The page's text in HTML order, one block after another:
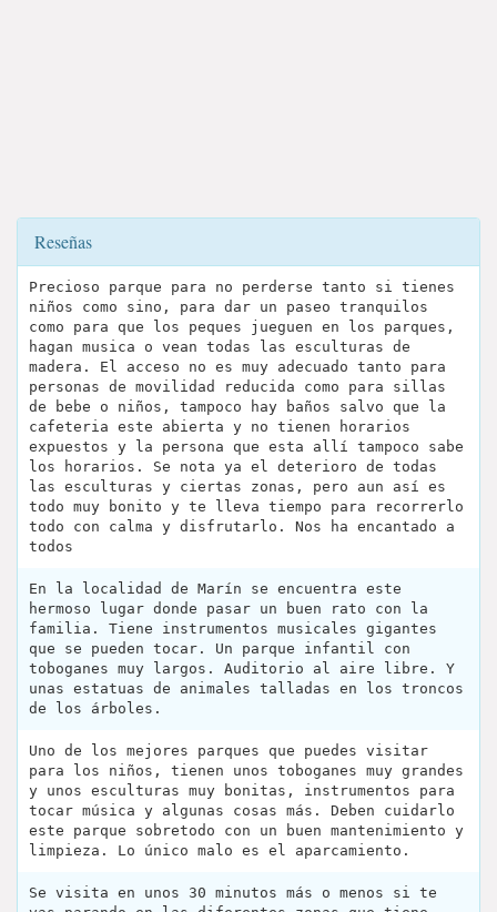
Reseñas
Precioso parque para no perderse tanto si tienes
niños como sino, para dar un paseo tranquilos
como para que los peques jueguen en los parques,
hagan musica o vean todas las esculturas de
madera. El acceso no es muy adecuado tanto para
personas de movilidad reducida como para sillas
de bebe o niños, tampoco hay baños salvo que la
cafeteria este abierta y no tienen horarios
expuestos y la persona que esta allí tampoco sabe
los horarios. Se nota ya el deterioro de todas
las esculturas y ciertas zonas, pero aun así es
todo muy bonito y te lleva tiempo para recorrerlo
todo con calma y disfrutarlo. Nos ha encantado a
todos
En la localidad de Marín se encuentra este
hermoso lugar donde pasar un buen rato con la
familia. Tiene instrumentos musicales gigantes
que se pueden tocar. Un parque infantil con
toboganes muy largos. Auditorio al aire libre. Y
unas estatuas de animales talladas en los troncos
de los árboles.
Uno de los mejores parques que puedes visitar
para los niños, tienen unos toboganes muy grandes
y unos esculturas muy bonitas, instrumentos para
tocar música y algunas cosas más. Deben cuidarlo
este parque sobretodo con un buen mantenimiento y
limpieza. Lo único malo es el aparcamiento.
Se visita en unos 30 minutos más o menos si te